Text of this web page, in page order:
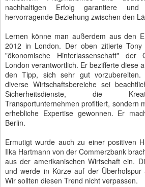
nachhaltigen Erfolg garantiere
hervorragende Beziehung zwischen den
Lernen könne man außerdem aus den
2012 in London. Der oben zitierte
"ökonomische Hinterlassenschaft" der
London verantwortlich. Er bezifferte diese
den Tipp, sich sehr gut
diverse Wirtschaftsbereiche sei
Sicherheitsdienste, die
Transportunternehmen profitiert, sondern
erhebliche Expertise gewonnen. Er
Berlin.
Ermutigt wurde auch zu einer positiven
Ilka Hartmann von der Commerzbank
aus der amerikanischen Wirtschaft ein.
und werde in Kürze auf der Überholspur
Wir sollten diesen Trend nicht verpassen.